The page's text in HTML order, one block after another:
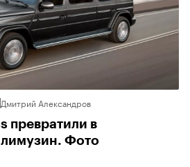
Дмитрий Александров
превратили в
Фото